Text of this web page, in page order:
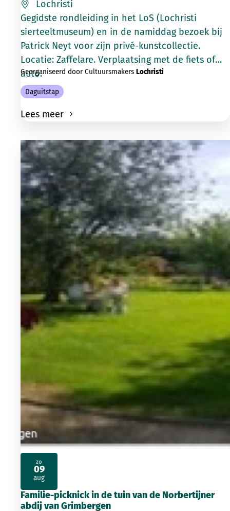
Lochristi
Gegidste rondleiding in het LoS (Lochristi
sierteeltmuseum) en in de namiddag bezoek bij
Patrick Neyt voor zijn privé-kunstcollectie.
Locatie: Zaffelare. Verplaatsing met de fiets of
auto.
Georganiseerd door Cultuursmakers Lochristi
Daguitstap
Lees meer
Familie-picknick in de tuin van de Norbertijner
abdij van Grimbergen
zo
09
aug
2026